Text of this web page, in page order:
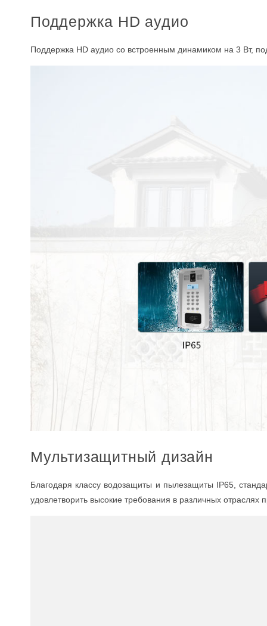
Поддержка HD аудио
Поддержка HD аудио со встроенным динамиком на 3 Вт,
Мультизащитный дизайн
Благодаря классу водозащиты и пылезащиты IP65,
удовлетворить высокие требования в различных отраслях